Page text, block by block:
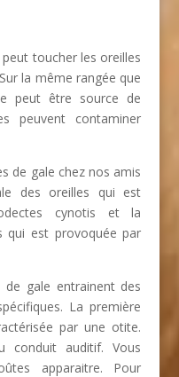
peut toucher les oreilles
la même rangée que
peut être source de
peuvent contaminer
gale chez nos amis
des oreilles qui est
cynotis et la
qui est provoquée par
entrainent des
La première
par une otite.
conduit auditif. Vous
apparaitre. Pour